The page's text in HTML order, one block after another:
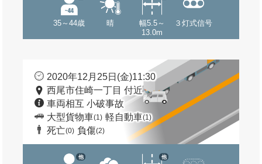
35～44歳 晴
幅5.5～
13.0m
３灯式信号
2020年12月25日(金)11:30
西尾市住崎一丁目 付近
車両相互 小破事故
大型貨物車(1) 軽自動車(1)
死亡(0) 負傷(2)
他 他